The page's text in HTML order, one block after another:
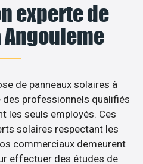
experte de
de panneaux solaires à
professionnels qualifiés
les seuls employés. Ces
solaires respectant les
commerciaux demeurent
effectuer des études de